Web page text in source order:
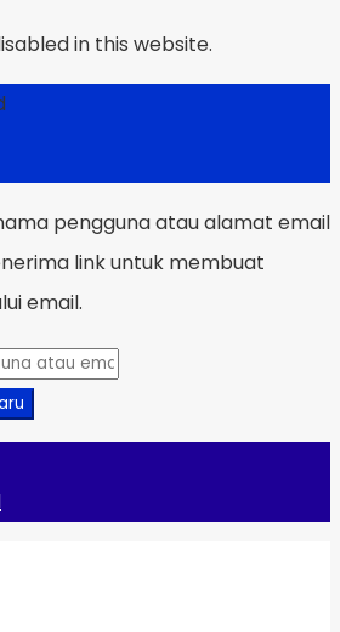
in this website.
pengguna atau alamat email
link untuk membuat
email.